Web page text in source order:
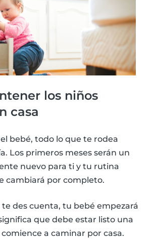
los niños
casa
bebé, todo lo que te rodea
Los primeros meses serán un
nuevo para ti y tu rutina
cambiará por completo.
te des cuenta, tu bebé empezará
que debe estar listo una
a caminar por casa.